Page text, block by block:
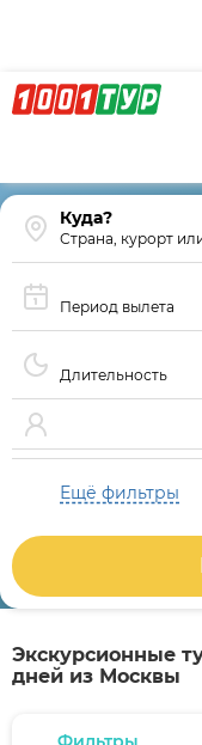
Страна, курорт
Период вылета
Длительность
Ещё фильтры
Экскурсионные
дней из Москвы